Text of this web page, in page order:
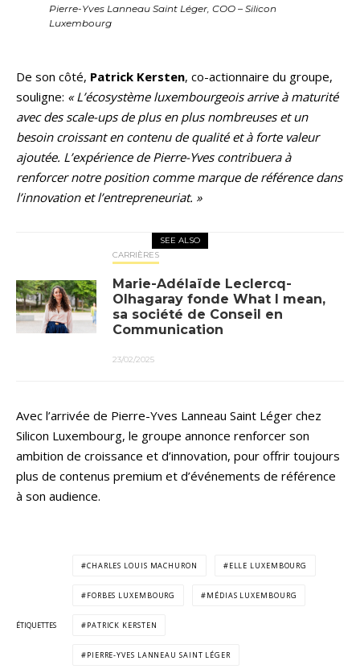
Pierre-Yves Lanneau Saint Léger, COO – Silicon
Luxembourg
De son côté, Patrick Kersten, co-actionnaire du groupe,
souligne: « L’écosystème luxembourgeois arrive à maturité
avec des scale-ups de plus en plus nombreuses et un
besoin croissant en contenu de qualité et à forte valeur
ajoutée. L’expérience de Pierre-Yves contribuera à
renforcer notre position comme marque de référence dans
l’innovation et l’entrepreneuriat. »
SEE ALSO
CARRIÈRES
Marie-Adélaïde Leclercq-
Olhagaray fonde What I mean,
sa société de Conseil en
Communication
23/02/2025
Avec l’arrivée de Pierre-Yves Lanneau Saint Léger chez
Silicon Luxembourg, le groupe annonce renforcer son
ambition de croissance et d’innovation, pour offrir toujours
plus de contenus premium et d’événements de référence
à son audience.
ÉTIQUETTES
CHARLES LOUIS MACHURON ELLE LUXEMBOURG
FORBES LUXEMBOURG MÉDIAS LUXEMBOURG
PATRICK KERSTEN
PIERRE-YVES LANNEAU SAINT LÉGER